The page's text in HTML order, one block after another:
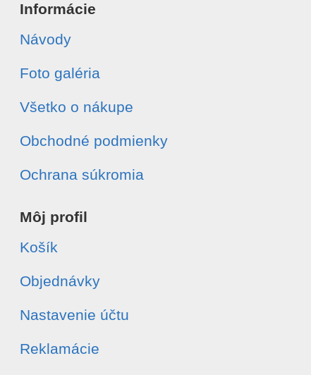
Informácie
Návody
Foto galéria
Všetko o nákupe
Obchodné podmienky
Ochrana súkromia
Môj profil
Košík
Objednávky
Nastavenie účtu
Reklamácie